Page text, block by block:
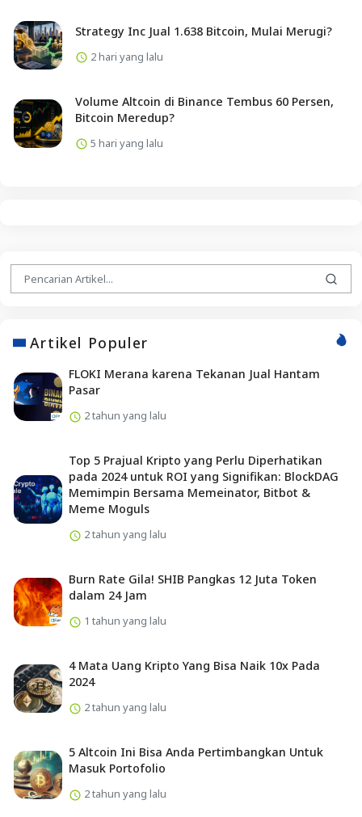
Strategy Inc Jual 1.638 Bitcoin, Mulai Merugi?
2 hari yang lalu
Volume Altcoin di Binance Tembus 60 Persen,
Bitcoin Meredup?
5 hari yang lalu
Artikel Populer
FLOKI Merana karena Tekanan Jual Hantam
Pasar
2 tahun yang lalu
Top 5 Prajual Kripto yang Perlu Diperhatikan
pada 2024 untuk ROI yang Signifikan: BlockDAG
Memimpin Bersama Memeinator, Bitbot &
Meme Moguls
2 tahun yang lalu
Burn Rate Gila! SHIB Pangkas 12 Juta Token
dalam 24 Jam
1 tahun yang lalu
4 Mata Uang Kripto Yang Bisa Naik 10x Pada
2024
2 tahun yang lalu
5 Altcoin Ini Bisa Anda Pertimbangkan Untuk
Masuk Portofolio
2 tahun yang lalu